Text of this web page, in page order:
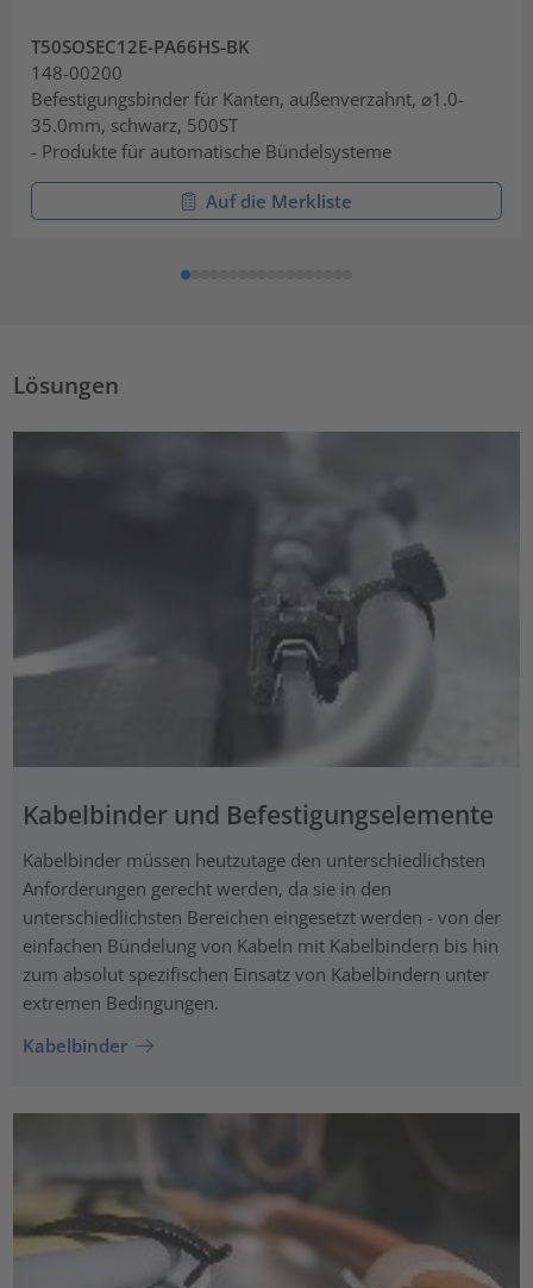
T50SOSEC12E-PA66HS-BK
148-00200
Befestigungsbinder für Kanten, außenverzahnt, ⌀1.0-
35.0mm, schwarz, 500ST
- Produkte für automatische Bündelsysteme
Auf die Merkliste
Lösungen
Kabelbinder und Befestigungselemente
Kabelbinder müssen heutzutage den unterschiedlichsten
Anforderungen gerecht werden, da sie in den
unterschiedlichsten Bereichen eingesetzt werden - von der
einfachen Bündelung von Kabeln mit Kabelbindern bis hin
zum absolut spezifischen Einsatz von Kabelbindern unter
extremen Bedingungen.
Kabelbinder